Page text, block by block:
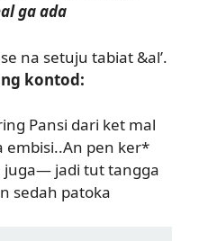
ga ada
na setuju tabiat &al’.
kontod:
Pansi dari ket mal
embisi..An pen ker*
juga— jadi tut tangga
sedah patoka